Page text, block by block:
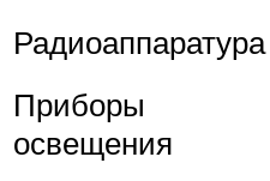
Радиоаппаратура
Приборы
освещения